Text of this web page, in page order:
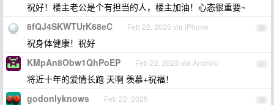
祝好！楼主老公是个有担当的人，楼主加油！心态很重要~
26
8fQJ4SKWTUrK68eC Feb 22, 2025 via iPhone
祝身体健康！祝好
27
KMpAn8Obw1QhPoEP Feb 22, 2025 via Android
将近十年的爱情长跑 天啊 羡慕+祝福！
28
godonlyknows Feb 22, 2025